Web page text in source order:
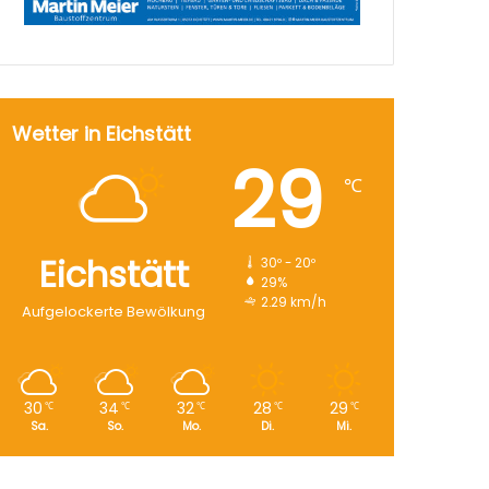
Wetter in Eichstätt
Eichstätt
Aufgelockerte Bewölkung
29 ℃
30º - 20º
29%
2.29 km/h
30 ℃
Sa.
34 ℃
So.
32℃
Mo.
28 ℃
Di.
29 ℃
Mi.